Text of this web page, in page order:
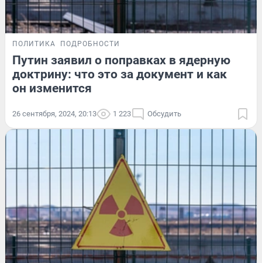
ПОЛИТИКА ПОДРОБНОСТИ
Путин заявил о поправках в ядерную
доктрину: что это за документ и как
он изменится
26 сентября, 2024, 20:13 1 223 Обсудить